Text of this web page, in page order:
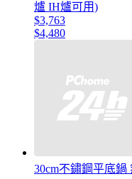
爐 IH爐可用)
$3,763
$4,480
30cm不鏽鋼平底